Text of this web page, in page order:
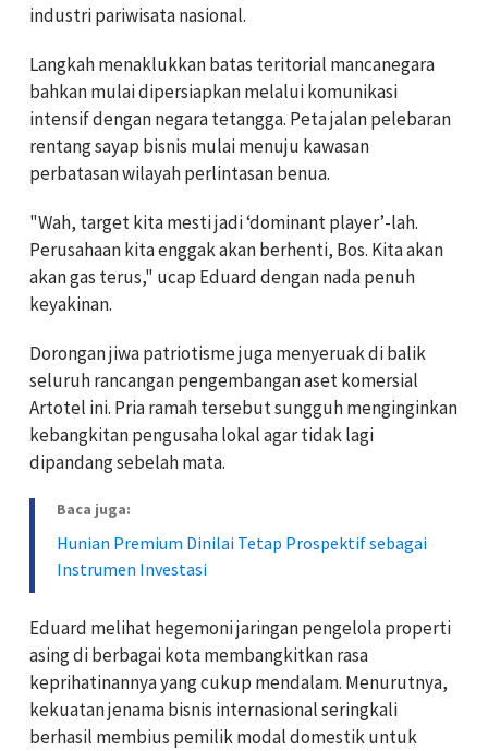
industri pariwisata nasional.
Langkah menaklukkan batas teritorial mancanegara
bahkan mulai dipersiapkan melalui komunikasi
intensif dengan negara tetangga. Peta jalan pelebaran
rentang sayap bisnis mulai menuju kawasan
perbatasan wilayah perlintasan benua.
"Wah, target kita mesti jadi ‘dominant player’-lah.
Perusahaan kita enggak akan berhenti, Bos. Kita akan
akan gas terus," ucap Eduard dengan nada penuh
keyakinan.
Dorongan jiwa patriotisme juga menyeruak di balik
seluruh rancangan pengembangan aset komersial
Artotel ini. Pria ramah tersebut sungguh menginginkan
kebangkitan pengusaha lokal agar tidak lagi
dipandang sebelah mata.
Baca juga:
Hunian Premium Dinilai Tetap Prospektif sebagai
Instrumen Investasi
Eduard melihat hegemoni jaringan pengelola properti
asing di berbagai kota membangkitkan rasa
keprihatinannya yang cukup mendalam. Menurutnya,
kekuatan jenama bisnis internasional seringkali
berhasil membius pemilik modal domestik untuk